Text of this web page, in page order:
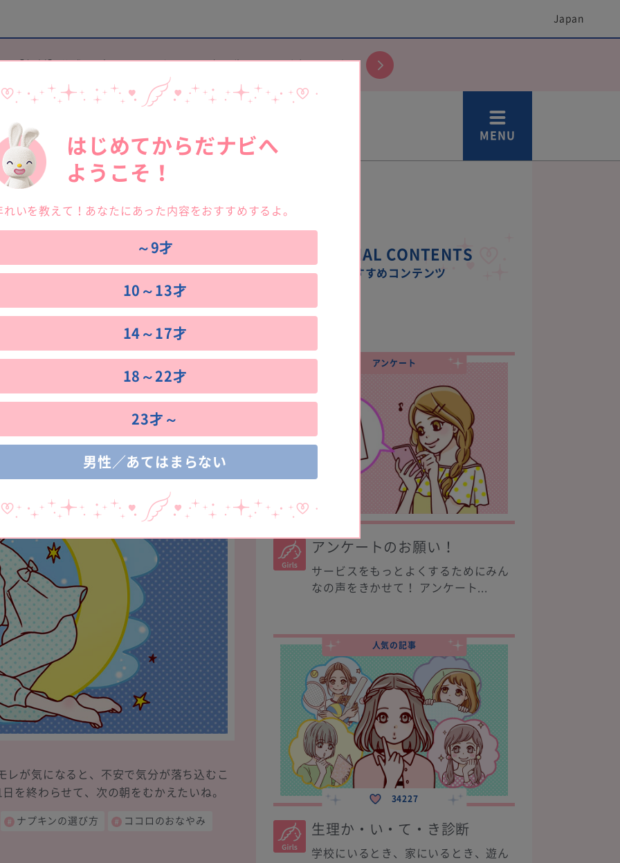
Japan
【無料】公式アプリ ソフィガール で次の生理日を予測しよう♪
MENU
分が落ちこむとき
が気になると、不安で気分が落ち込むこ
を終わらせて、次の朝をむかえたいね。
ナプキンの選び方 ココロのおなやみ
SPECIAL CONTENTS
おすすめコンテンツ
アンケート
アンケートのお願い！
サービスをもっとよくするためにみん
なの声をきかせて！ アンケート...
人気の記事
34227
生理か・い・て・き診断
学校にいるとき、家にいるとき、遊ん
はじめてからだナビへ
ようこそ！
れいを教えて！あなたにあった内容をおすすめするよ。
～9才
10～13才
14～17才
18～22才
23才～
男性／あてはまらない